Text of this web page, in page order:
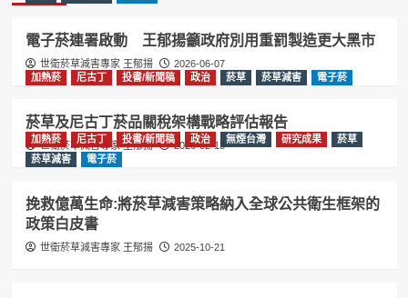
電子菸連署啟動 王郁揚籲政府別用重罰製造更大黑市
世衛菸草減害專家 王郁揚
2026-06-07
加熱菸
尼古丁 投書/新聞稿 政治 菸草 菸草減害 電子菸
菸草及尼古丁菸品關稅架構戰略評估報告
世衛菸草減害專家 王郁揚 2026-02-13
加熱菸 尼古丁 投書/新聞稿 政治 無煙台灣 研究成果
菸草
菸草減害
電子菸
挽救億萬生命:將菸草減害策略納入全球公共衛生框架的
政策白皮書
世衛菸草減害專家 王郁揚 2025-10-21